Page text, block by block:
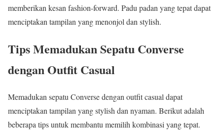
memberikan kesan fashion-forward. Padu padan yang tepat dapat
menciptakan tampilan yang menonjol dan stylish.
Tips Memadukan Sepatu Converse
dengan Outfit Casual
Memadukan sepatu Converse dengan outfit casual dapat
menciptakan tampilan yang stylish dan nyaman. Berikut adalah
beberapa tips untuk membantu memilih kombinasi yang tepat.